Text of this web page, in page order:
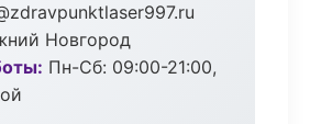
Новгород
Пн-Сб: 09:00-21:00,